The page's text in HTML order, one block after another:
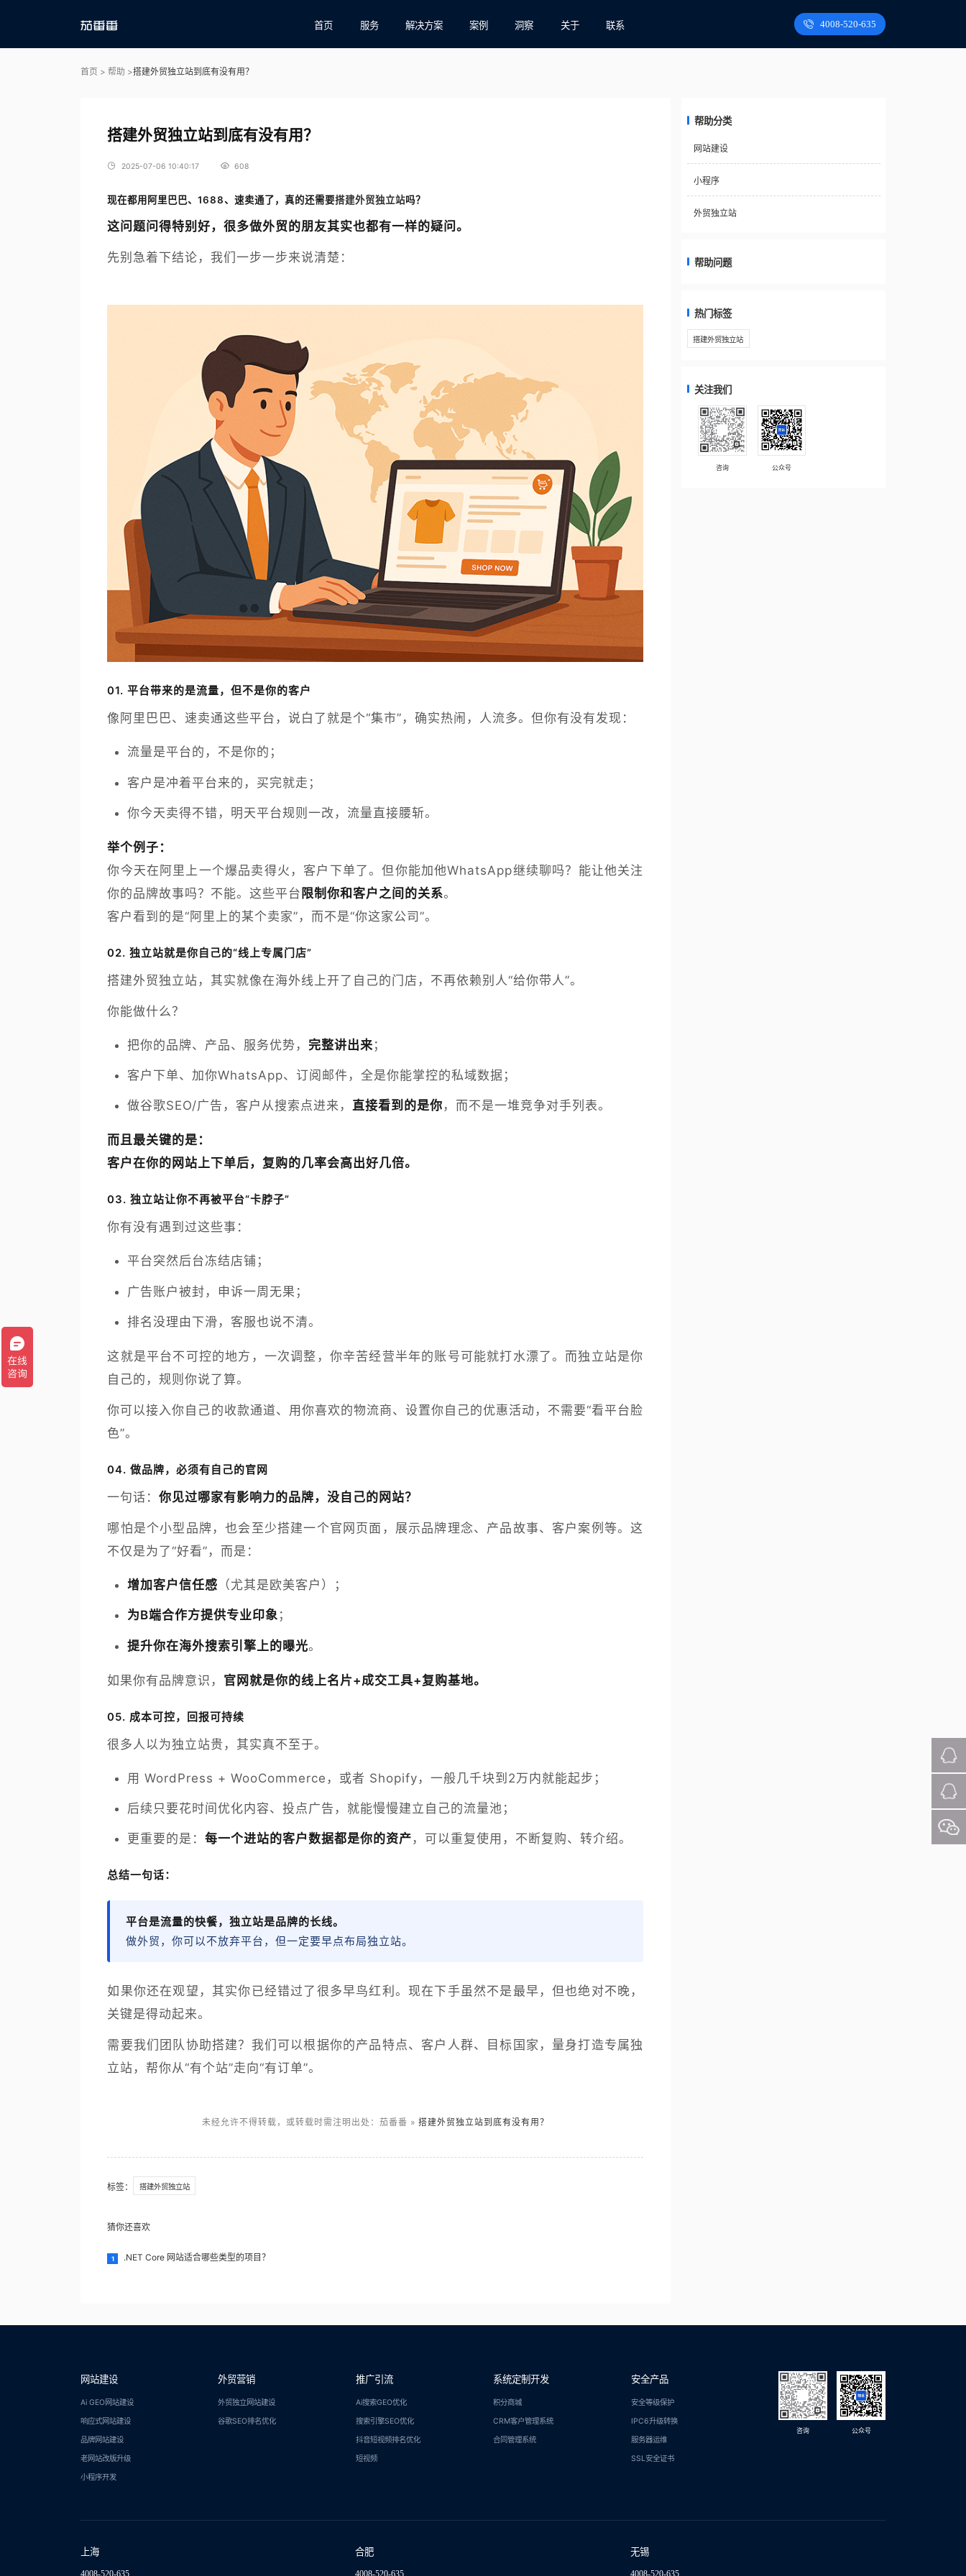
首页 服务 解决方案 案例 洞察 关于 联系 4008-520-635
首页 > 帮助 >搭建外贸独立站到底有没有用？
搭建外贸独立站到底有没有用？
2025-07-06 10:40:17 608
现在都用阿里巴巴、1688、速卖通了，真的还需要搭建外贸独立站吗？
这问题问得特别好，很多做外贸的朋友其实也都有一样的疑问。
先别急着下结论，我们一步一步来说清楚：
01.平台带来的是流量，但不是你的客户
像阿里巴巴、速卖通这些平台，说白了就是个“集市”，确实热闹，人流多。但你有没有发现：
流量是平台的，不是你的；
客户是冲着平台来的，买完就走；
你今天卖得不错，明天平台规则一改，流量直接腰斩。
举个例子：
你今天在阿里上一个爆品卖得火，客户下单了。但你能加他WhatsApp继续聊吗？能让他关注
你的品牌故事吗？不能。这些平台 限制你和客户之间的关系。
客户看到的是“阿里上的某个卖家”，而不是“你这家公司”。
02.独立站就是你自己的“线上专属门店”
搭建外贸独立站，其实就像在海外线上开了自己的门店，不再依赖别人“给你带人”。
你能做什么？
把你的品牌、产品、服务优势，完整讲出来；
客户下单、加你WhatsApp、订阅邮件，全是你能掌控的私域数据；
做谷歌SEO/广告，客户从搜索点进来，直接看到的是你 ，而不是一堆竞争对手列表。
而且最关键的是：
客户在你的网站上下单后，复购的几率会高出好几倍。
03.独立站让你不再被平台“卡脖子”
你有没有遇到过这些事：
平台突然后台冻结店铺；
广告账户被封，申诉一周无果；
排名没理由下滑，客服也说不清。
这就是平台不可控的地方，一次调整，你辛苦经营半年的账号可能就打水漂了。而独立站是你
自己的，规则你说了算。
你可以接入你自己的收款通道、用你喜欢的物流商、设置你自己的优惠活动，不需要“看平台脸
色”。
04.做品牌，必须有自己的官网
一句话：你见过哪家有影响力的品牌，没自己的网站？
哪怕是个小型品牌，也会至少搭建一个官网页面，展示品牌理念、产品故事、客户案例等。这
不仅是为了“好看”，而是：
增加客户信任感 （尤其是欧美客户）；
为B端合作方提供专业印象 ；
提升你在海外搜索引擎上的曝光。
如果你有品牌意识， 官网就是你的线上名片+成交工具+复购基地。
05. 成本可控，回报可持续
很多人以为独立站贵，其实真不至于。
用 WordPress + WooCommerce，或者 Shopify，一般几千块到2万内就能起步；
后续只要花时间优化内容、投点广告，就能慢慢建立自己的流量池；
更重要的是：每一个进站的客户数据都是你的资产 ，可以重复使用，不断复购、转介绍。
总结一句话：
平台是流量的快餐，独立站是品牌的长线。
做外贸，你可以不放弃平台，但一定要早点布局独立站。
如果你还在观望，其实你已经错过了很多早鸟红利。现在下手虽然不是最早，但也绝对不晚，
关键是得动起来。
需要我们团队协助搭建？我们可以根据你的产品特点、客户人群、目标国家，量身打造专属独
立站，帮你从“有个站”走向“有订单”。
未经允许不得转载，或转载时需注明出处：茄番番 » 搭建外贸独立站到底有没有用？
标签： 搭建外贸独立站
猜你还喜欢
1 .NET Core 网站适合哪些类型的项目？
帮助分类
网站建设
小程序
外贸独立站
帮助问题
热门标签
搭建外贸独立站
关注我们
咨询 公众号
网站建设
Ai GEO网站建设
响应式网站建设
品牌网站建设
老网站改版升级
小程序开发
外贸营销
外贸独立网站建设
谷歌SEO排名优化
推广引流
Ai搜索GEO优化
搜索引擎SEO优化
抖音短视频排名优化
短视频
系统定制开发
积分商城
CRM客户管理系统
合同管理系统
安全产品
安全等级保护
IPC6升级转换
服务器运维
SSL安全证书
咨询 公众号
上海
4008-520-635
合肥
4008-520-635
无锡
4008-520-635